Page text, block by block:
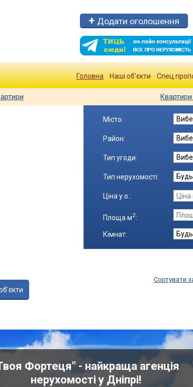
Додати оголошення
Головна Наші об'єкти
Квартири
Місто:
Район:
Тип угоди:
Тип нерухомості:
Ціна у.о. :
Площа м2:
Кімнат:
Сортувати
Фортеця" - найкраща агенція
нерухомості у Дніпрі!